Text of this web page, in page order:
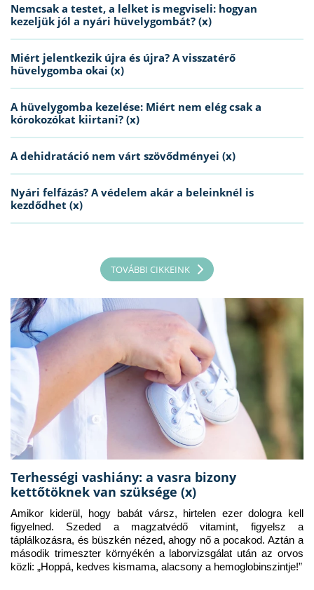
Nemcsak a testet, a lelket is megviseli: hogyan
kezeljük jól a nyári hüvelygombát? (x)
Miért jelentkezik újra és újra? A visszatérő
hüvelygomba okai (x)
A hüvelygomba kezelése: Miért nem elég csak a
kórokozókat kiirtani? (x)
A dehidratáció nem várt szövődményei (x)
Nyári felfázás? A védelem akár a beleinknél is
kezdődhet (x)
TOVÁBBI CIKKEINK
Terhességi vashiány: a vasra bizony
kettőtöknek van szüksége (x)
Amikor kiderül, hogy babát vársz, hirtelen ezer dologra kell
figyelned. Szeded a magzatvédő vitamint, figyelsz a
táplálkozásra, és büszkén nézed, ahogy nő a pocakod. Aztán a
második trimeszter környékén a laborvizsgálat után az orvos
közli: „Hoppá, kedves kismama, alacsony a hemoglobinszintje!”